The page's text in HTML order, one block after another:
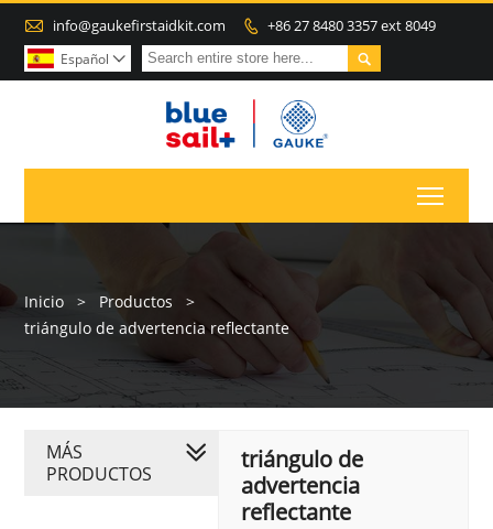
 info@gaukefirstaidkit.com  +86 27 8480 3357 ext 8049

Español 
Inicio > Productos
>
triángulo de advertencia reflectante
triángulo de
advertencia
reflectante
MÁS
PRODUCTOS